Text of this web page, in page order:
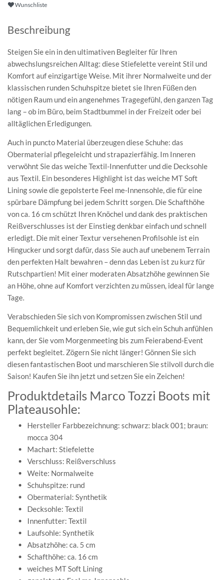
Wunschliste
Beschreibung
Steigen Sie ein in den ultimativen Begleiter für Ihren
abwechslungsreichen Alltag: diese Stiefelette vereint Stil und
Komfort auf einzigartige Weise. Mit ihrer Normalweite und der
klassischen runden Schuhspitze bietet sie Ihren Füßen den
nötigen Raum und ein angenehmes Tragegefühl, den ganzen Tag
lang – ob im Büro, beim Stadtbummel in der Freizeit oder bei
alltäglichen Erledigungen.
Auch in puncto Material überzeugen diese Schuhe: das
Obermaterial pflegeleicht und strapazierfähig. Im Inneren
verwöhnt Sie das weiche Textil-Innenfutter und die Decksohle
aus Textil. Ein besonderes Highlight ist das weiche MT Soft
Lining sowie die gepolsterte Feel me-Innensohle, die für eine
spürbare Dämpfung bei jedem Schritt sorgen. Die Schafthöhe
von ca. 16 cm schützt Ihren Knöchel und dank des praktischen
Reißverschlusses ist der Einstieg denkbar einfach und schnell
erledigt. Die mit einer Textur versehenen Profilsohle ist ein
Hingucker und sorgt dafür, dass Sie auch auf unebenem Terrain
den perfekten Halt bewahren – denn das Leben ist zu kurz für
Rutschpartien! Mit einer moderaten Absatzhöhe gewinnen Sie
an Höhe, ohne auf Komfort verzichten zu müssen, ideal für lange
Tage.
Verabschieden Sie sich von Kompromissen zwischen Stil und
Bequemlichkeit und erleben Sie, wie gut sich ein Schuh anfühlen
kann, der Sie vom Morgenmeeting bis zum Feierabend-Event
perfekt begleitet. Zögern Sie nicht länger! Gönnen Sie sich
diesen fantastischen Boot und marschieren Sie stilvoll durch die
Saison! Kaufen Sie ihn jetzt und setzen Sie ein Zeichen!
Produktdetails Marco Tozzi Boots mit
Plateausohle:
Hersteller Farbbezeichnung: schwarz: black 001; braun:
mocca 304
Machart: Stiefelette
Verschluss: Reißverschluss
Weite: Normalweite
Schuhspitze: rund
Obermaterial: Synthetik
Decksohle: Textil
Innenfutter: Textil
Laufsohle: Synthetik
Absatzhöhe: ca. 5 cm
Schafthöhe: ca. 16 cm
weiches MT Soft Lining